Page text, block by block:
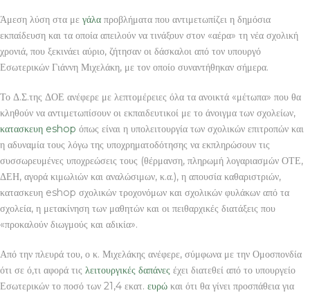
Άμεση λύση στα με γάλα προβλήματα που αντιμετωπίζει η δημόσια
εκπαίδευση και τα οποία απειλούν να τινάξουν στον «αέρα» τη νέα σχολική
χρονιά, που ξεκινάει αύριο, ζήτησαν οι δάσκαλοι από τον υπουργό
Εσωτερικών Γιάννη Μιχελάκη, με τον οποίο συναντήθηκαν σήμερα.
Το Δ.Σ.της ΔΟΕ ανέφερε με λεπτομέρειες όλα τα ανοικτά «μέτωπα» που θα
κληθούν να αντιμετωπίσουν οι εκπαιδευτικοί με το άνοιγμα των σχολείων,
κατασκευη eshop όπως είναι η υπολειτουργία των σχολικών επιτροπών και
η αδυναμία τους λόγω της υποχρηματοδότησης να εκπληρώσουν τις
συσσωρευμένες υποχρεώσεις τους (θέρμανση, πληρωμή λογαριασμών ΟΤΕ,
ΔΕΗ, αγορά κιμωλιών και αναλώσιμων, κ.α.), η απουσία καθαριστριών,
κατασκευη eshop σχολικών τροχονόμων και σχολικών φυλάκων από τα
σχολεία, η μετακίνηση των μαθητών και οι πειθαρχικές διατάξεις που
«προκαλούν διωγμούς και αδικία».
Από την πλευρά του, ο κ. Μιχελάκης ανέφερε, σύμφωνα με την Ομοσπονδία
ότι σε ό,τι αφορά τις λειτουργικές δαπάνες έχει διατεθεί από το υπουργείο
Εσωτερικών το ποσό των 21,4 εκατ. ευρώ και ότι θα γίνει προσπάθεια για